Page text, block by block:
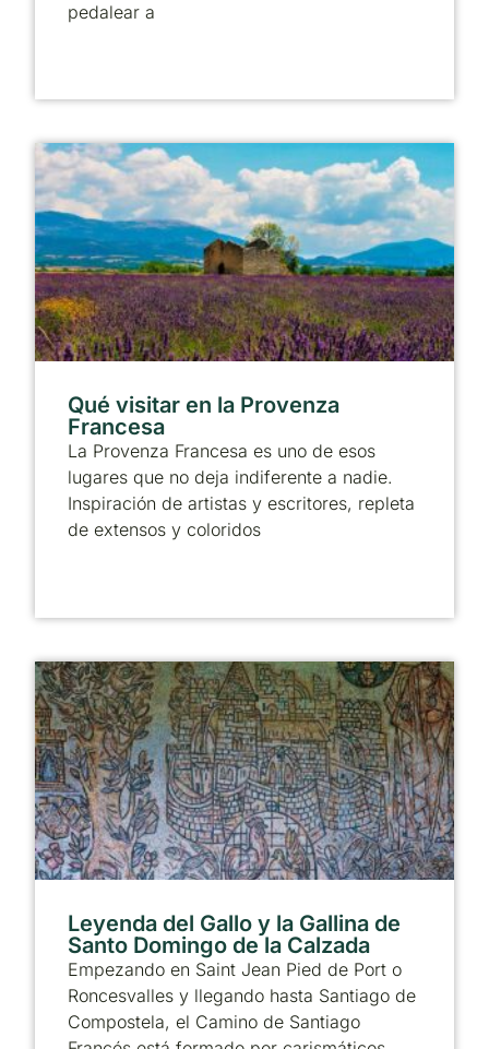
pedalear a
Qué visitar en la Provenza
Francesa
La Provenza Francesa es uno de esos
lugares que no deja indiferente a nadie.
Inspiración de artistas y escritores, repleta
de extensos y coloridos
Leyenda del Gallo y la Gallina de
Santo Domingo de la Calzada
Empezando en Saint Jean Pied de Port o
Roncesvalles y llegando hasta Santiago de
Compostela, el Camino de Santiago